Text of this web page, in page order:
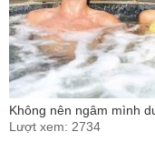
Không nên ngâm mình
Lượt xem: 2734